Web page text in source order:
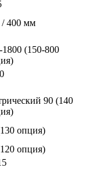
/ 400 мм
1800 (150-800
90 (140
опция)
опция)